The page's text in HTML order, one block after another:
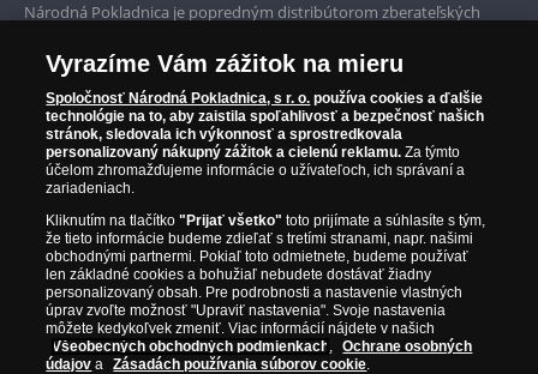
Iba originálne produkty
Národná Pokladnica je popredným distribútorom zberateľských
od roku 2010.
Národná Pokladnica je oficiálnym distribútorom numizmatických
emisií z viac ako 50 krajín, vrátane známych mincovní a emitentov
ako je Britská kráľovská mincovňa, Kráľovská kanadská mincovňa,
Parížska mincovňa, Nórska mincovňa, Fínska mincovňa alebo
Austrálska mincovňa Perth. Spoločnosť svojim zákazníkom a
zberateľom garantuje, že všetky produkty sú v originálnej a v
autentickosti.
Vyrazíme Vám zážitok na mieru
Spoločnosť Národná Pokladnica, s r. o. používa cookies a ďalšie
technológie na to, aby zaistila spoľahlivosť a bezpečnosť našich
stránok, sledovala ich výkonnosť a sprostredkovala
personalizovaný nákupný zážitok a cielenú reklamu. Za týmto
účelom zhromažďujeme informácie o užívateľoch, ich správaní a
zariadeniach.
Kliknutím na tlačítko"Prijať všetko" toto prijímate a súhlasíte s tým,
že tieto informácie budeme zdieľať s tretími stranami, napr. našimi
obchodnými partnermi. Pokiaľ toto odmietnete, budeme používať
len základné cookies a bohužiaľ nebudete dostávať žiadny
personalizovaný obsah. Pre podrobnosti a nastavenie vlastných
úprav zvoľte možnosť "Upraviť nastavenia". Svoje nastavenia
môžete kedykoľvek zmeniť. Viac informácií nájdete v našich
Všeobecných obchodných podmienkach ,
Ochrane osobných
údajov a Zásadách používania súborov cookie.